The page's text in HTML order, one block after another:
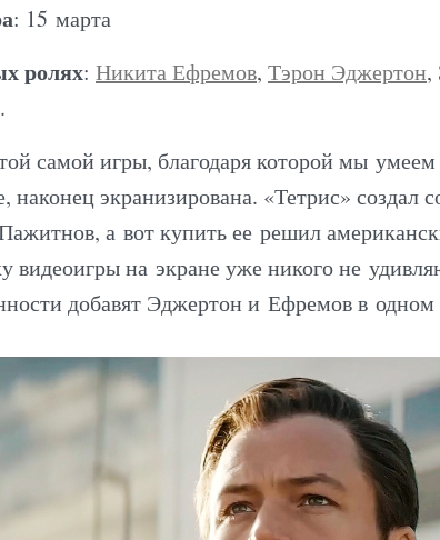
: 15 марта
ролях: Никита Ефремов, Тэрон Эджертон,
самой игры, благодаря которой мы
наконец экранизирована. «Тетрис» создал
а вот купить ее решил
видеоигры на экране уже никого не
добавят Эджертон и Ефремов в одном